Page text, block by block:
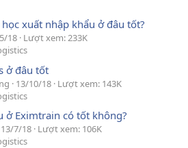
học xuất nhập khẩu ở đâu tốt?
18 Lượt xem: 233K
ở đâu tốt
13/10/18 Lượt xem: 143K
ở Eximtrain có tốt không?
13/7/18 Lượt xem: 106K